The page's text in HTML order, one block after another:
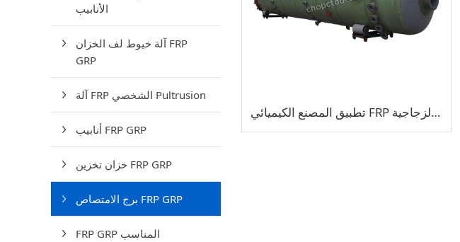
الأنابيب
آلة خيوط لف الخزان FRP
GRP
آلة FRP الشخصي Pultrusion
أنابيب FRP GRP
خزان تخزين FRP GRP
برج الامتصاص FRP GRP
FRP GRP المناسب
تطبيق المصنع الكيميائي FRP ممتص / جهاز تنظيف من الألياف الزجاجية